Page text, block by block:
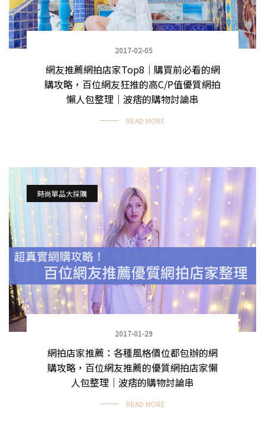
2017-02-05
網友推薦網拍店家Top8｜購買前必看的網
購攻略，百位網友狂推的高C/P值優質網拍
懶人包整理｜波痞的購物討論串
READ MORE
時尚單品大採購
2017-01-29
網拍店家推薦：各種風格價位都包辦的網
購攻略，百位網友推薦的優質網拍店家懶
人包整理｜波痞的購物討論串
READ MORE